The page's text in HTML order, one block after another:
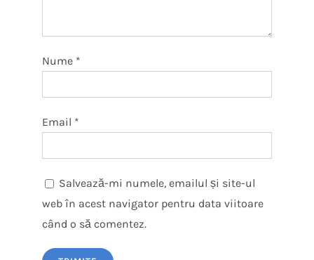
Nume *
Email *
Salvează-mi numele, emailul și site-ul
web în acest navigator pentru data viitoare
când o să comentez.